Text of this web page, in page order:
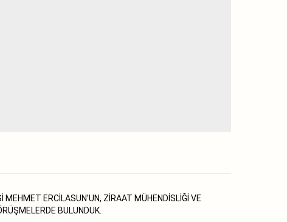
ERCİLASUN’UN, ZİRAAT MÜHENDİSLİĞİ VE
BULUNDUK.